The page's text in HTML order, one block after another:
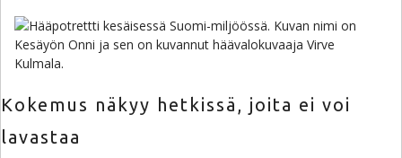
Kokemus näkyy hetkissä, joita ei voi
lavastaa